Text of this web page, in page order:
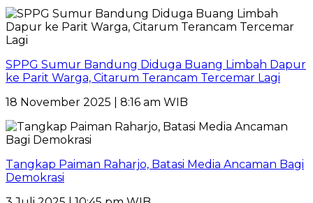
SPPG Sumur Bandung Diduga Buang Limbah Dapur
ke Parit Warga, Citarum Terancam Tercemar Lagi
18 November 2025 | 8:16 am WIB
Tangkap Paiman Raharjo, Batasi Media Ancaman Bagi
Demokrasi